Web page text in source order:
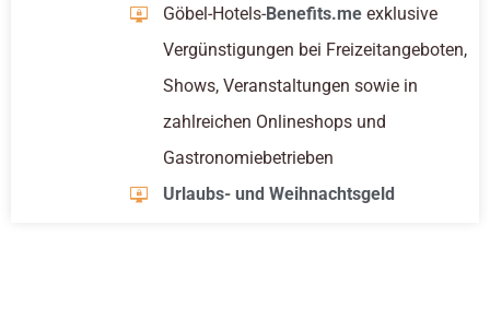
Göbel-Hotels-Benefits.me exklusive
Vergünstigungen bei Freizeitangeboten,
Shows, Veranstaltungen sowie in
zahlreichen Onlineshops und
Gastronomiebetrieben
Urlaubs- und Weihnachtsgeld